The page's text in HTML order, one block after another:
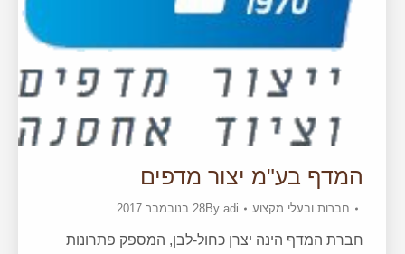
המדף בע"מ יצור מדפים
חברות ובעלי מקצוע By adi 28 בנובמבר 2017
חברת המדף הינה יצרן כחול-לבן, המספק פתרונות